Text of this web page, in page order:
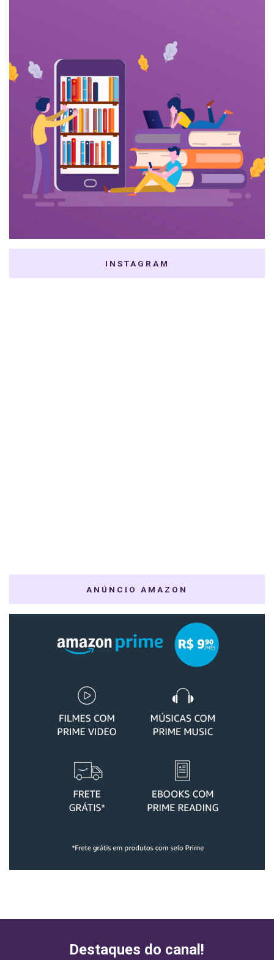
INSTAGRAM
ANÚNCIO AMAZON
Destaques do canal!